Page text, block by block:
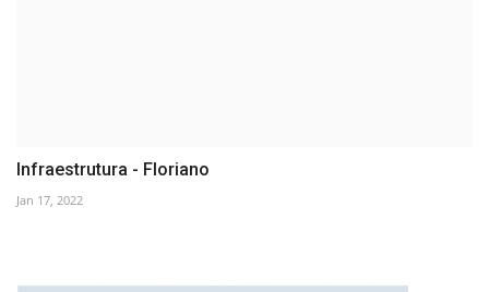
Infraestrutura - Floriano
Jan 17, 2022